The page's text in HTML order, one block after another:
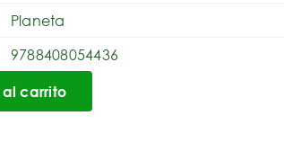
Planeta
9788408054436
carrito